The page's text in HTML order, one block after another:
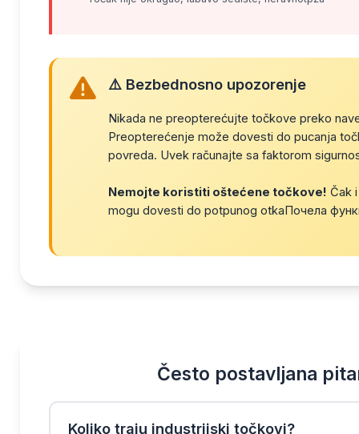
⚠️ Bezbednosno upozorenje
Nikada ne preopterećujte točkove preko
Preopterećenje može dovesti do pucanja
povreda. Uvek računajte sa faktorom
Nemojte koristiti oštećene točkove! Čak
mogu dovesti do potpunog otkaПочела
Često postavljana
Koliko traju industrijski točkovi?